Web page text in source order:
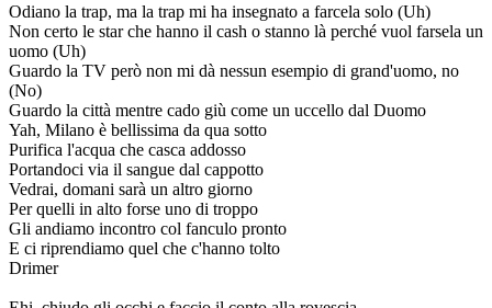
Odiano la trap, ma la trap mi ha insegnato a farcela solo (Uh)
Non certo le star che hanno il cash o stanno là perché vuol farsela un
uomo (Uh)
Guardo la TV però non mi dà nessun esempio di grand'uomo, no
(No)
Guardo la città mentre cado giù come un uccello dal Duomo
Yah, Milano è bellissima da qua sotto
Purifica l'acqua che casca addosso
Portandoci via il sangue dal cappotto
Vedrai, domani sarà un altro giorno
Per quelli in alto forse uno di troppo
Gli andiamo incontro col fanculo pronto
E ci riprendiamo quel che c'hanno tolto
Drimer